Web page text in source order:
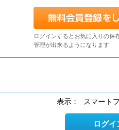
ログインするとお気に入りの保
管理が出来るようになります
表示： スマート
ログイ